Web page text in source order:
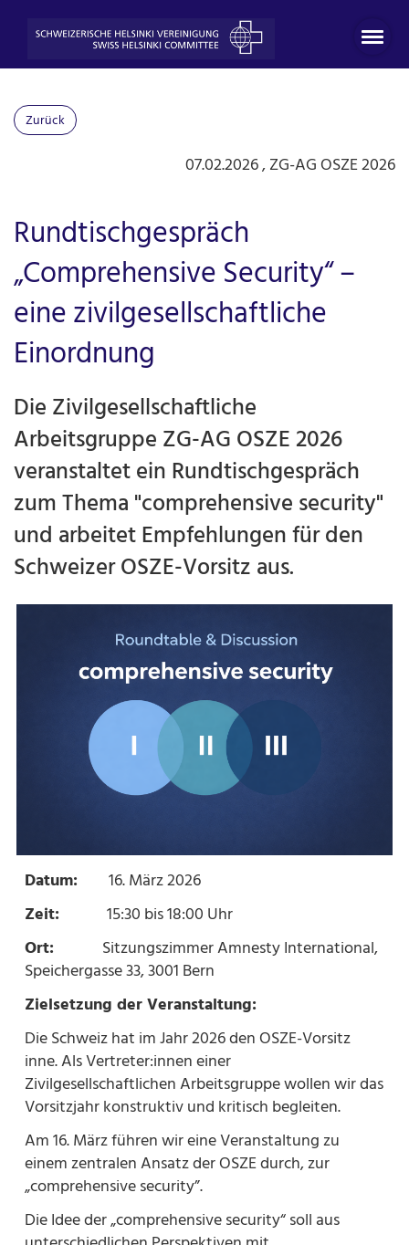
Zurück
07.02.2026, ZG-AG OSZE 2026
Rundtischgespräch
„Comprehensive Security“ –
eine zivilgesellschaftliche
Einordnung
Die Zivilgesellschaftliche
Arbeitsgruppe ZG-AG OSZE 2026
veranstaltet ein Rundtischgespräch
zum Thema "comprehensive security"
und arbeitet Empfehlungen für den
Schweizer OSZE-Vorsitz aus.
Datum:
​16. März 2026
Zeit: ​15:30 bis 18:00 Uhr
Ort:
​Sitzungszimmer Amnesty International,
Speichergasse 33, 3001 Bern
Zielsetzung der Veranstaltung:
Die Schweiz hat im Jahr 2026 den OSZE-Vorsitz
inne. Als Vertreter:innen einer
Zivilgesellschaftlichen Arbeitsgruppe wollen wir das
Vorsitzjahr konstruktiv und kritisch begleiten.
Am 16. März führen wir eine Veranstaltung zu
einem zentralen Ansatz der OSZE durch, zur
„comprehensive security”.
Die Idee der „comprehensive security“ soll aus